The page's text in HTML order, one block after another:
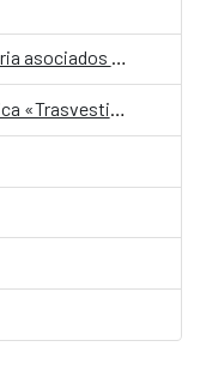
Estado Actual de los sitios de Memoria asociados a la Ruta del Esclavo